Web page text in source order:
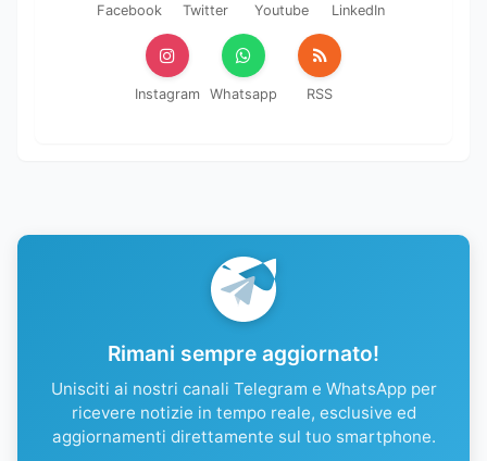
Facebook Twitter Youtube LinkedIn
Instagram Whatsapp RSS
Rimani sempre aggiornato!
Unisciti ai nostri canali Telegram e WhatsApp per
ricevere notizie in tempo reale, esclusive ed
aggiornamenti direttamente sul tuo smartphone.